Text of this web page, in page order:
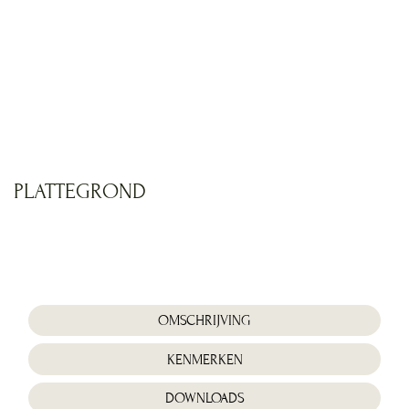
PLATTEGROND
OMSCHRIJVING
KENMERKEN
DOWNLOADS